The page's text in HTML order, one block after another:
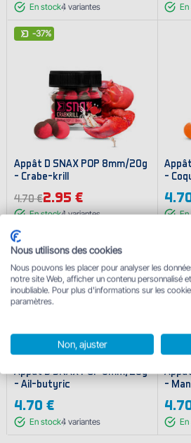
En stock4 variantes
-37%
Appât D SNAX POP 8mm/20g
- Crabe-krill
4.70 €2.95 €
En stock4variantes
-
- Ail-butyric
4.70 €
En stock4 variantes
-
Nous utilisons des cookies
Nous pouvons les placer pour analyser les
notre site Web, afficher un contenu personnalisé
inoubliable. Pour plus d'informations sur les
paramètres.
Non, ajuster